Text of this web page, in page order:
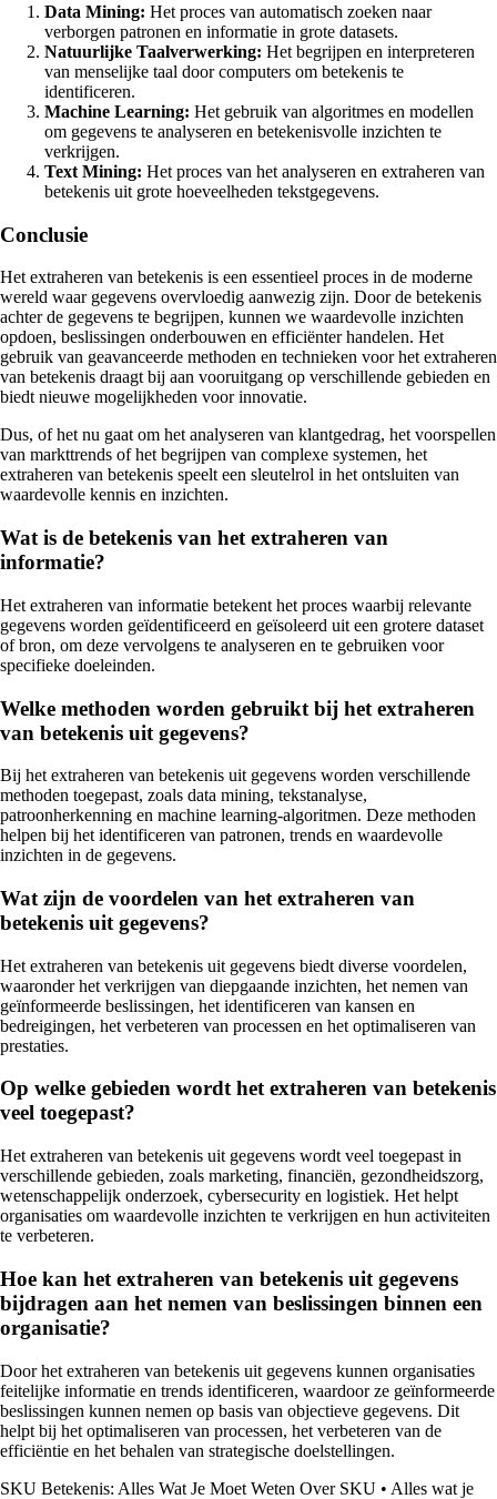
Data Mining: Het proces van automatisch zoeken naar
verborgen patronen en informatie in grote datasets.
Natuurlijke Taalverwerking: Het begrijpen en interpreteren
van menselijke taal door computers om betekenis te
identificeren.
Machine Learning: Het gebruik van algoritmes en modellen
om gegevens te analyseren en betekenisvolle inzichten te
verkrijgen.
Text Mining: Het proces van het analyseren en extraheren van
betekenis uit grote hoeveelheden tekstgegevens.
Conclusie
Het extraheren van betekenis is een essentieel proces in de moderne
wereld waar gegevens overvloedig aanwezig zijn. Door de betekenis
achter de gegevens te begrijpen, kunnen we waardevolle inzichten
opdoen, beslissingen onderbouwen en efficiënter handelen. Het
gebruik van geavanceerde methoden en technieken voor het extraheren
van betekenis draagt bij aan vooruitgang op verschillende gebieden en
biedt nieuwe mogelijkheden voor innovatie.
Dus, of het nu gaat om het analyseren van klantgedrag, het voorspellen
van markttrends of het begrijpen van complexe systemen, het
extraheren van betekenis speelt een sleutelrol in het ontsluiten van
waardevolle kennis en inzichten.
Wat is de betekenis van het extraheren van
informatie?
Het extraheren van informatie betekent het proces waarbij relevante
gegevens worden geïdentificeerd en geïsoleerd uit een grotere dataset
of bron, om deze vervolgens te analyseren en te gebruiken voor
specifieke doeleinden.
Welke methoden worden gebruikt bij het extraheren
van betekenis uit gegevens?
Bij het extraheren van betekenis uit gegevens worden verschillende
methoden toegepast, zoals data mining, tekstanalyse,
patroonherkenning en machine learning-algoritmen. Deze methoden
helpen bij het identificeren van patronen, trends en waardevolle
inzichten in de gegevens.
Wat zijn de voordelen van het extraheren van
betekenis uit gegevens?
Het extraheren van betekenis uit gegevens biedt diverse voordelen,
waaronder het verkrijgen van diepgaande inzichten, het nemen van
geïnformeerde beslissingen, het identificeren van kansen en
bedreigingen, het verbeteren van processen en het optimaliseren van
prestaties.
Op welke gebieden wordt het extraheren van betekenis
veel toegepast?
Het extraheren van betekenis uit gegevens wordt veel toegepast in
verschillende gebieden, zoals marketing, financiën, gezondheidszorg,
wetenschappelijk onderzoek, cybersecurity en logistiek. Het helpt
organisaties om waardevolle inzichten te verkrijgen en hun activiteiten
te verbeteren.
Hoe kan het extraheren van betekenis uit gegevens
bijdragen aan het nemen van beslissingen binnen een
organisatie?
Door het extraheren van betekenis uit gegevens kunnen organisaties
feitelijke informatie en trends identificeren, waardoor ze geïnformeerde
beslissingen kunnen nemen op basis van objectieve gegevens. Dit
helpt bij het optimaliseren van processen, het verbeteren van de
efficiëntie en het behalen van strategische doelstellingen.
SKU Betekenis: Alles Wat Je Moet Weten Over SKU • Alles wat je